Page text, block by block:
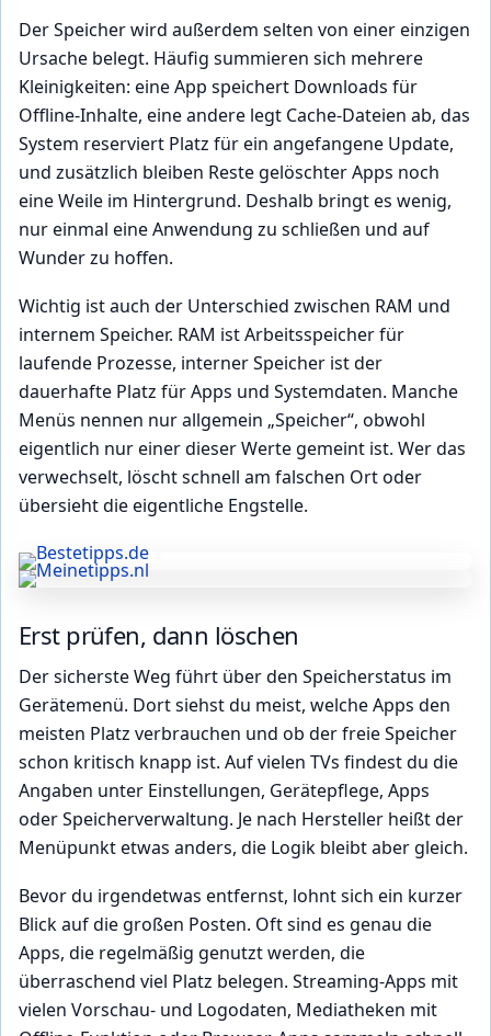
Der Speicher wird außerdem selten von einer einzigen
Ursache belegt. Häufig summieren sich mehrere
Kleinigkeiten: eine App speichert Downloads für
Offline-Inhalte, eine andere legt Cache-Dateien ab, das
System reserviert Platz für ein angefangene Update,
und zusätzlich bleiben Reste gelöschter Apps noch
eine Weile im Hintergrund. Deshalb bringt es wenig,
nur einmal eine Anwendung zu schließen und auf
Wunder zu hoffen.
Wichtig ist auch der Unterschied zwischen RAM und
internem Speicher. RAM ist Arbeitsspeicher für
laufende Prozesse, interner Speicher ist der
dauerhafte Platz für Apps und Systemdaten. Manche
Menüs nennen nur allgemein „Speicher“, obwohl
eigentlich nur einer dieser Werte gemeint ist. Wer das
verwechselt, löscht schnell am falschen Ort oder
übersieht die eigentliche Engstelle.
Erst prüfen, dann löschen
Der sicherste Weg führt über den Speicherstatus im
Gerätemenü. Dort siehst du meist, welche Apps den
meisten Platz verbrauchen und ob der freie Speicher
schon kritisch knapp ist. Auf vielen TVs findest du die
Angaben unter Einstellungen, Gerätepflege, Apps
oder Speicherverwaltung. Je nach Hersteller heißt der
Menüpunkt etwas anders, die Logik bleibt aber gleich.
Bevor du irgendetwas entfernst, lohnt sich ein kurzer
Blick auf die großen Posten. Oft sind es genau die
Apps, die regelmäßig genutzt werden, die
überraschend viel Platz belegen. Streaming-Apps mit
vielen Vorschau- und Logodaten, Mediatheken mit